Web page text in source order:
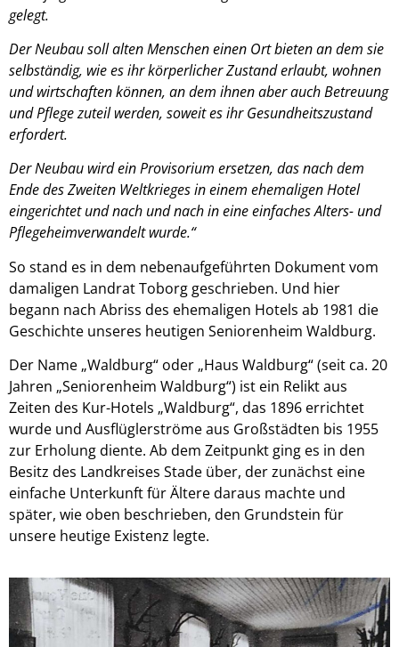
gelegt.
Der Neubau soll alten Menschen einen Ort bieten an dem sie
selbständig, wie es ihr körperlicher Zustand erlaubt, wohnen
und wirtschaften können, an dem ihnen aber auch Betreuung
und Pflege zuteil werden, soweit es ihr Gesundheitszustand
erfordert.
Der Neubau wird ein Provisorium ersetzen, das nach dem
Ende des Zweiten Weltkrieges in einem ehemaligen Hotel
eingerichtet und nach und nach in eine einfaches Alters- und
Pflegeheimverwandelt wurde.“
So stand es in dem nebenaufgeführten Dokument vom
damaligen Landrat Toborg geschrieben. Und hier
begann nach Abriss des ehemaligen Hotels ab 1981 die
Geschichte unseres heutigen Seniorenheim Waldburg.
Der Name „Waldburg“ oder „Haus Waldburg“ (seit ca. 20
Jahren „Seniorenheim Waldburg“) ist ein Relikt aus
Zeiten des Kur-Hotels „Waldburg“, das 1896 errichtet
wurde und Ausflüglerströme aus Großstädten bis 1955
zur Erholung diente. Ab dem Zeitpunkt ging es in den
Besitz des Landkreises Stade über, der zunächst eine
einfache Unterkunft für Ältere daraus machte und
später, wie oben beschrieben, den Grundstein für
unsere heutige Existenz legte.